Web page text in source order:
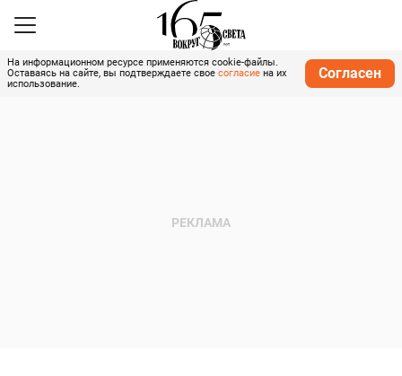
На информационном ресурсе применяются cookie-файлы.
Оставаясь на сайте, вы подтверждаете свое согласие на их
использование.
Согласен